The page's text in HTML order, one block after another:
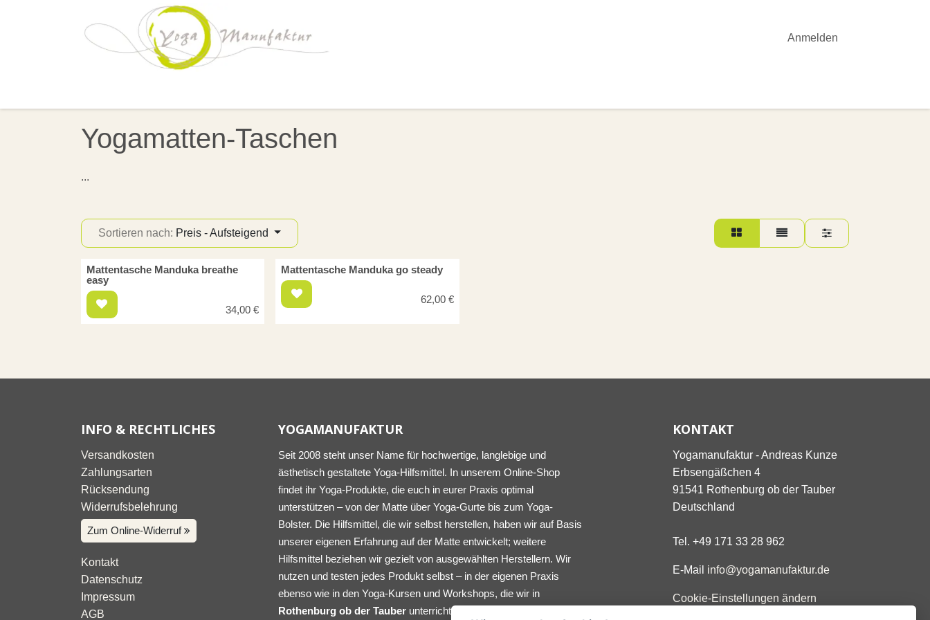
Anmelden
Yogamatten-Taschen
...
Sortieren nach: Preis - Aufsteigend
Mattentasche Manduka breathe
easy
34,00 €
Mattentasche Manduka go steady
62,00€
INFO & RECHTLICHES
Versandkosten
Zahlungsarten
Rücksendung
Widerrufsbelehrung
Zum Online-Widerruf
Kontakt
Datenschutz
Impressum
AGB
YOGAMANUFAKTUR
Seit 2008 steht unser Name für hochwertige, langlebige und
ästhetisch gestaltete Yoga-Hilfsmittel. In unserem Online-Shop
findet ihr Yoga-Produkte, die euch in eurer Praxis optimal
unterstützen – von der Matte über Yoga-Gurte bis zum Yoga-
Bolster. Die Hilfsmittel, die wir selbst herstellen, haben wir auf Basis
unserer eigenen Erfahrung auf der Matte entwickelt; weitere
Hilfsmittel beziehen wir gezielt von ausgewählten Herstellern. Wir
nutzen und testen jedes Produkt selbst – in der eigenen Praxis
ebenso wie in den Yoga-Kursen und Workshops, die wir in
Rothenburg ob der Tauber unterrichten.
KONTAKT
Yogamanufaktur - Andreas Kunze
Erbsengäßchen 4
91541 Rothenburg ob der Tauber
Deutschland
Tel. +49 171 33 28 962
E-Mail info@yogamanufaktur.de
Cookie-Einstellungen ändern